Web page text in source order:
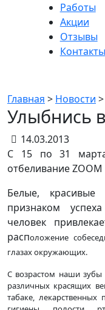
Работы
Акции
Отзывы
Контакты
Главная > Новости >
Улыбнись
14.03.2013
С 15 по 31
отбеливание ZOOM
Белые,
признаком
человек
расположение
глазах окружающих.
С возрастом наши зубы
различных красящих
табаке, лекарственных